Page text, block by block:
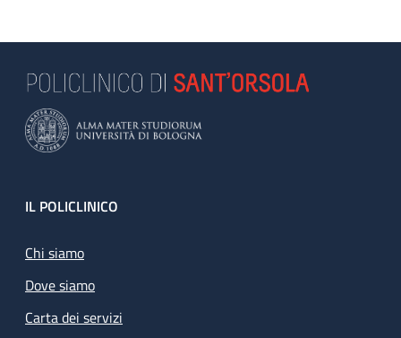
Footer
IL POLICLINICO
Chi siamo
Dove siamo
Carta dei servizi